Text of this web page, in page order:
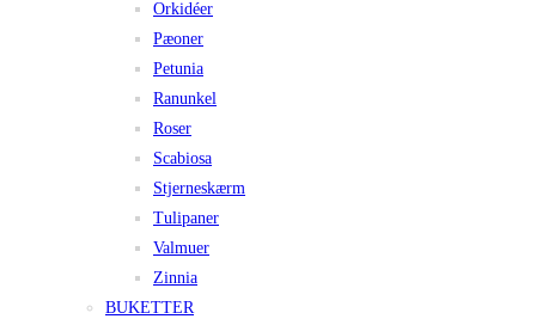
Orkidéer
Pæoner
Petunia
Ranunkel
Roser
Scabiosa
Stjerneskærm
Tulipaner
Valmuer
Zinnia
BUKETTER